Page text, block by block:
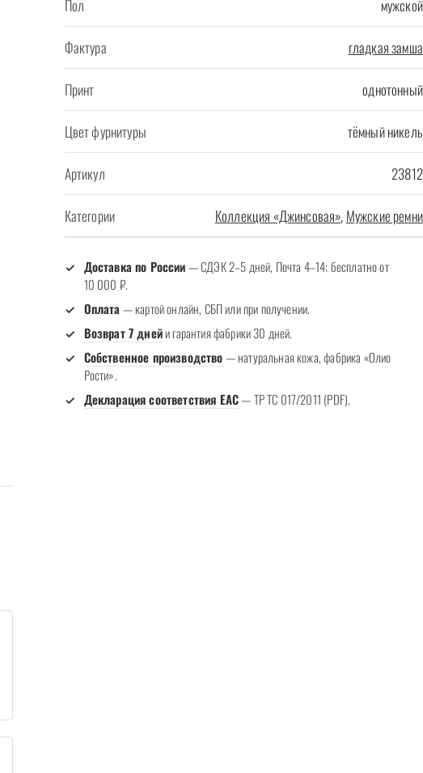
Пол мужской
Фактура гладкая замша
Принт однотонный
Цвет фурнитуры тёмный никель
Артикул 23812
Категории Коллекция «Джинсовая», Мужские ремни
Доставка по России— СДЭК 2–5 дней, Почта 4–14; бесплатно от
10 000 ₽.
Оплата — картой онлайн, СБП или при получении.
Возврат 7 днейи гарантия фабрики 30 дней.
Собственное производство— натуральная кожа, фабрика «Олио
Рости».
Декларация соответствия EAC— ТР ТС 017/2011 (PDF).